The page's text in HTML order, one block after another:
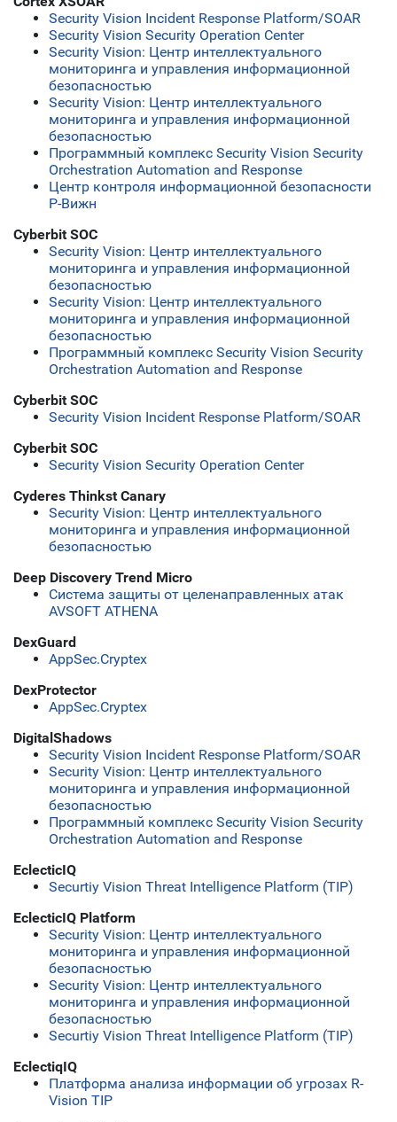
Security Vision Incident Response Platform/SOAR
Security Vision Security Operation Center
Security Vision: Центр интеллектуального
мониторинга и управления информационной
безопасностью
Security Vision: Центр интеллектуального
мониторинга и управления информационной
безопасностью
Программный комплекс Security Vision Security
Orchestration Automation and Response
Центр контроля информационной безопасности
Р-Вижн
Cyberbit SOC
Security Vision: Центр интеллектуального
мониторинга и управления информационной
безопасностью
Security Vision: Центр интеллектуального
мониторинга и управления информационной
безопасностью
Программный комплекс Security Vision Security
Orchestration Automation and Response
Cyberbit SOC
Security Vision Incident Response Platform/SOAR
Cyberbit SOC
Security Vision Security Operation Center
Cyderes Thinkst Canary
Security Vision: Центр интеллектуального
мониторинга и управления информационной
безопасностью
Deep Discovery Trend Micro
Система защиты от целенаправленных атак
AVSOFT ATHENA
DexGuard
AppSec.Cryptex
DexProtector
AppSec.Cryptex
DigitalShadows
Security Vision Incident Response Platform/SOAR
Security Vision: Центр интеллектуального
мониторинга и управления информационной
безопасностью
Программный комплекс Security Vision Security
Orchestration Automation and Response
EclecticIQ
Securtiy Vision Threat Intelligence Platform (TIP)
EclecticIQ Platform
Security Vision: Центр интеллектуального
мониторинга и управления информационной
безопасностью
Security Vision: Центр интеллектуального
мониторинга и управления информационной
безопасностью
Securtiy Vision Threat Intelligence Platform (TIP)
EclectiqIQ
Платформа анализа информации об угрозах R-
Vision TIP